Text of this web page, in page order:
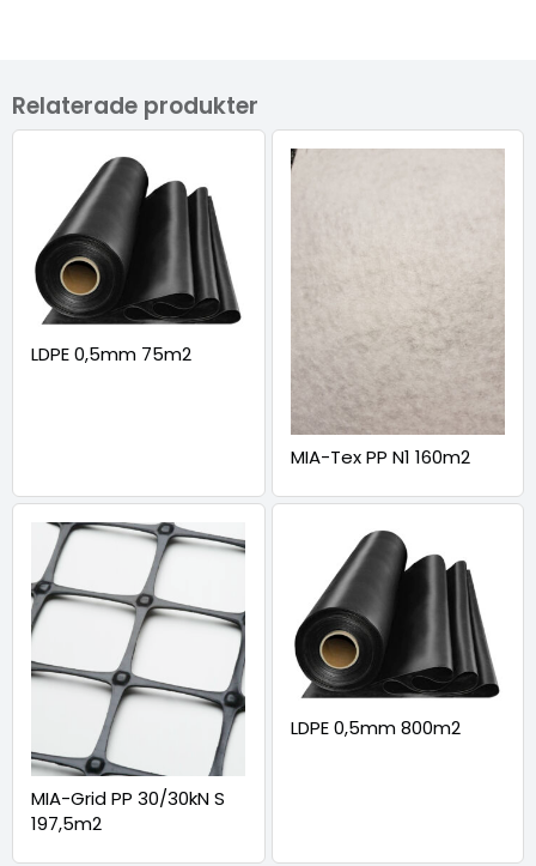
Relaterade produkter
LDPE 0,5mm 75m2
MIA-Tex PP N1 160m2
MIA-Grid PP 30/30kN S
197,5m2
LDPE 0,5mm 800m2